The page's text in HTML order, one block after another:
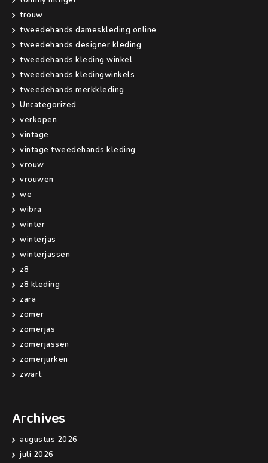
trouw
tweedehands dameskleding online
tweedehands designer kleding
tweedehands kleding winkel
tweedehands kledingwinkels
tweedehands merkkleding
Uncategorized
verkopen
vintage
vintage tweedehands kleding
vrouw
vrouwen
we
wibra
winter
winterjas
winterjassen
z8
z8 kleding
zara
zomer
zomerjas
zomerjassen
zomerjurken
zwart
Archives
augustus 2026
juli 2026